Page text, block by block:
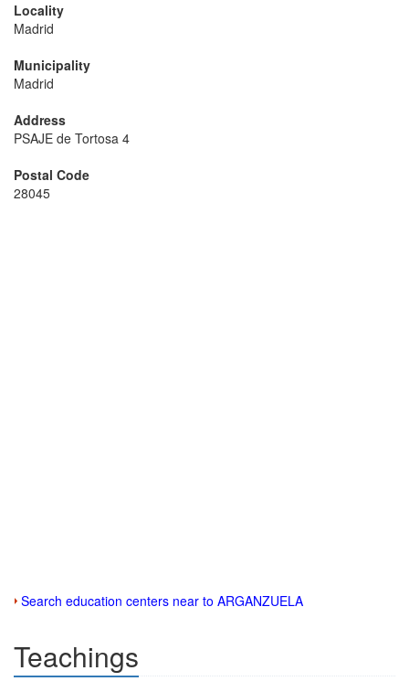
Locality
Madrid
Municipality
Madrid
Address
PSAJE de Tortosa 4
Postal Code
28045
Search education centers near to ARGANZUELA
Teachings